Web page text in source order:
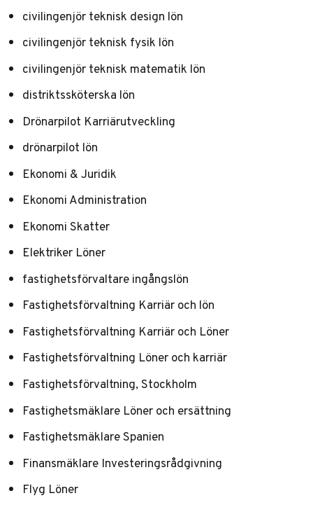
civilingenjör teknisk design lön
civilingenjör teknisk fysik lön
civilingenjör teknisk matematik lön
distriktssköterska lön
Drönarpilot Karriärutveckling
drönarpilot lön
Ekonomi & Juridik
Ekonomi Administration
Ekonomi Skatter
Elektriker Löner
fastighetsförvaltare ingångslön
Fastighetsförvaltning Karriär och lön
Fastighetsförvaltning Karriär och Löner
Fastighetsförvaltning Löner och karriär
Fastighetsförvaltning, Stockholm
Fastighetsmäklare Löner och ersättning
Fastighetsmäklare Spanien
Finansmäklare Investeringsrådgivning
Flyg Löner